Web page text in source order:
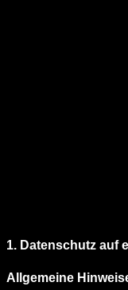
1. Datenschutz auf
Allgemeine